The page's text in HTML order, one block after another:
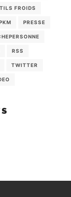
FROIDS
PRESSE
RSS
TWITTER